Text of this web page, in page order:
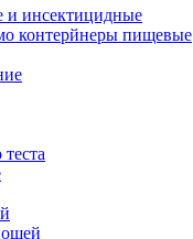
и инсектицидные
контерйнеры пищевые